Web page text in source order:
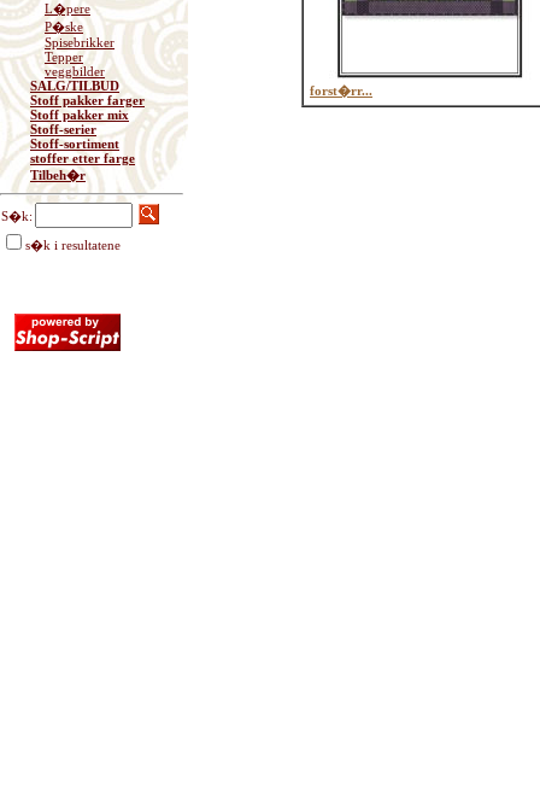
L�pere
P�ske
Spisebrikker
Tepper
veggbilder
SALG/TILBUD
Stoff pakker farger
Stoff pakker mix
Stoff-serier
Stoff-sortiment
stoffer etter farge
Tilbeh�r
S�k:
s�k i resultatene
forst�rr...